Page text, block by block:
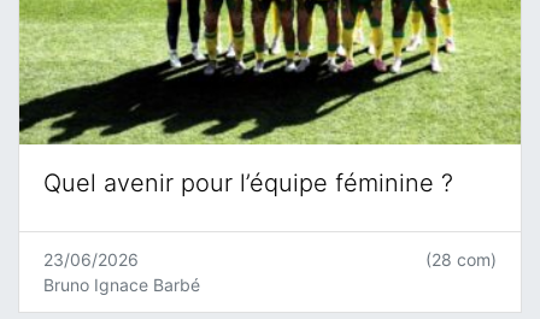
Quel avenir pour l’équipe féminine ?
23/06/2026
Bruno Ignace Barbé
(28 com)